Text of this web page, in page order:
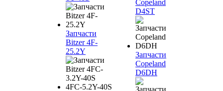
Запчасти
Bitzer 4F-
25.2Y
Copeland
D4ST
Запчасти
Copeland
D6DH